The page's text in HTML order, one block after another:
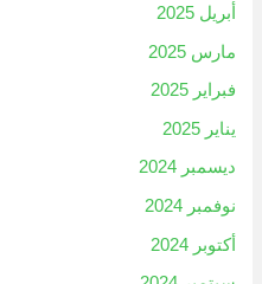
أبريل 2025
مارس 2025
فبراير 2025
يناير 2025
ديسمبر 2024
نوفمبر 2024
أكتوبر 2024